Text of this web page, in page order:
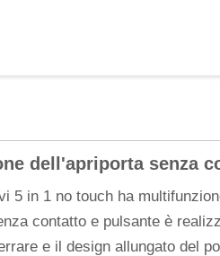
dell'apriporta senza
5 in 1 no touch ha
contatto e pulsante è
e il design allungato del